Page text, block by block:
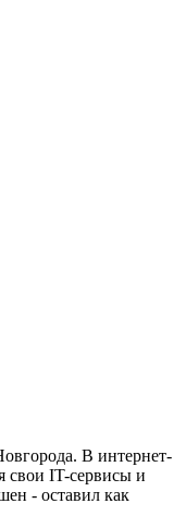
В интернет-
свои IT-сервисы и
- оставил как